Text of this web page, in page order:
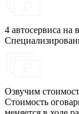
4 автосервиса
Озвучим
Стоимость